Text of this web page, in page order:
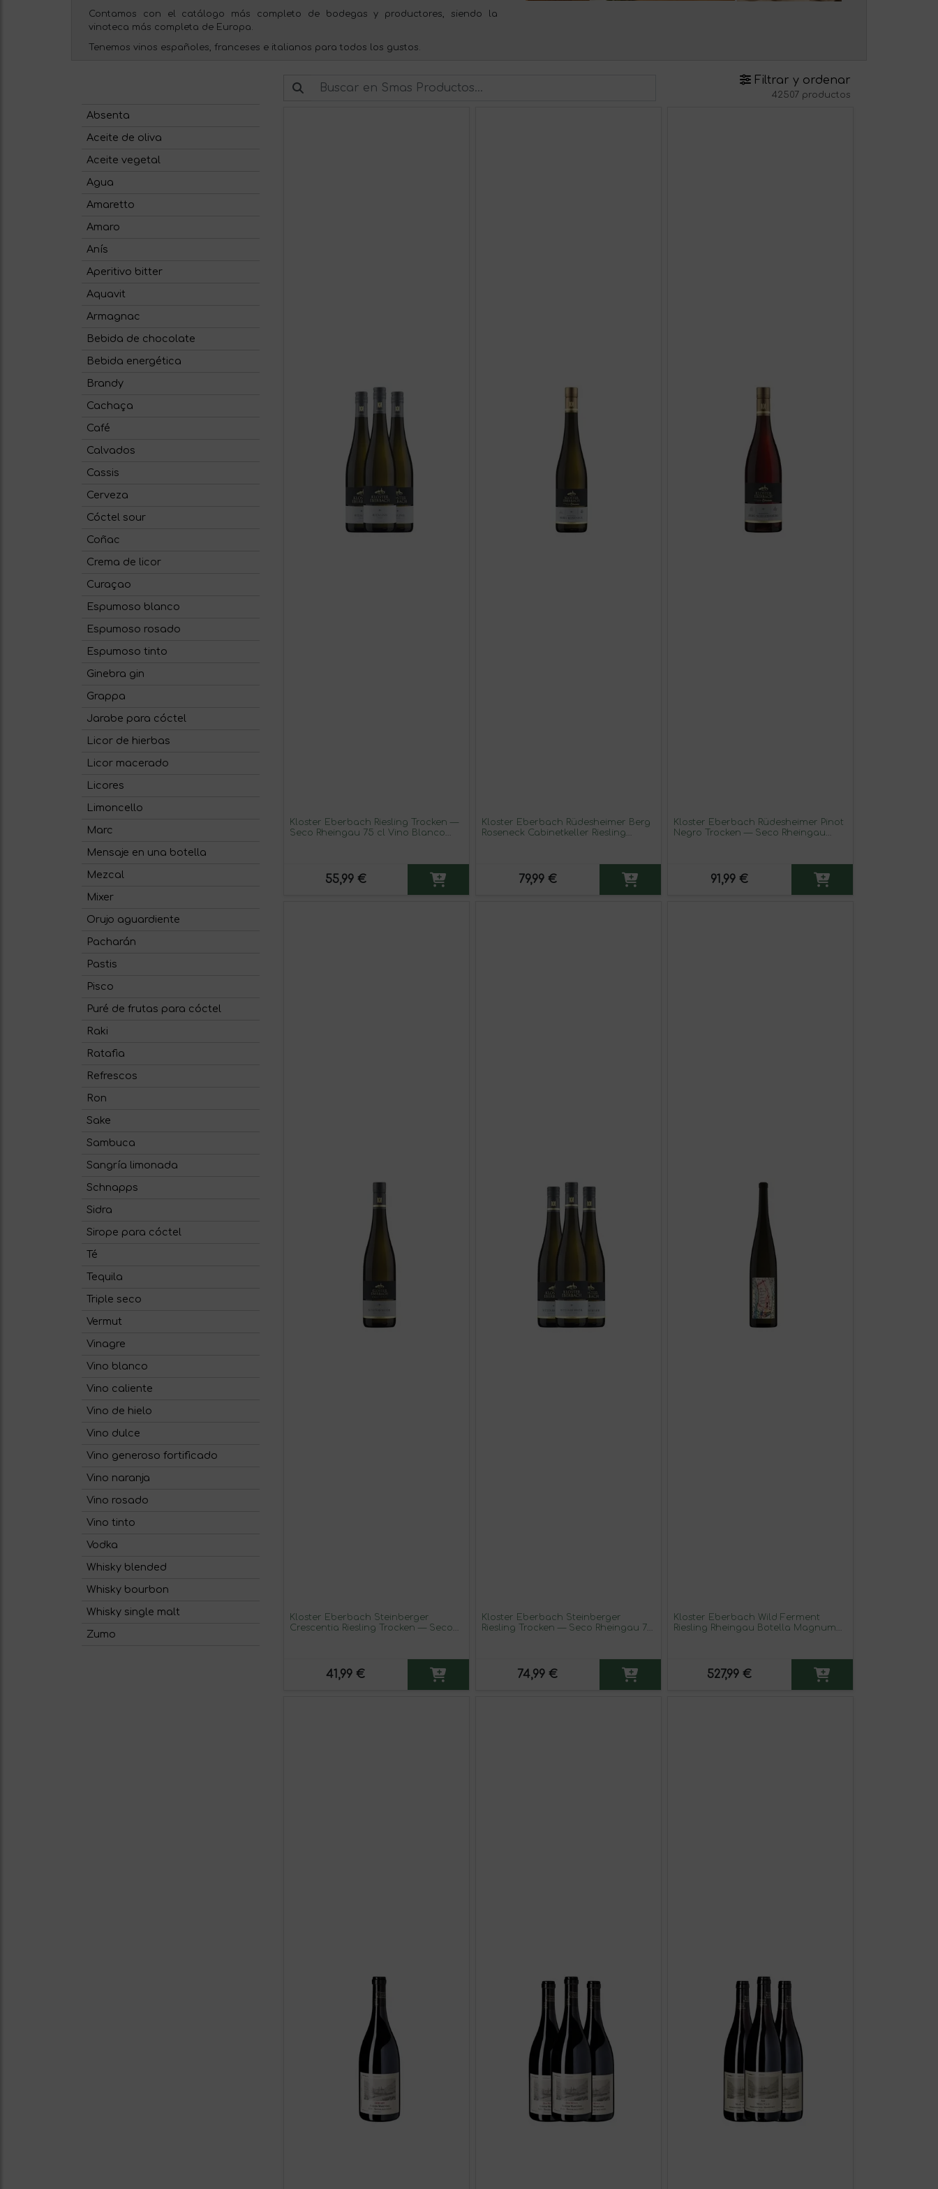
Contamos con el catálogo más completo de bodegas y productores, siendo la
vinoteca más completa de Europa.
Tenemos vinos españoles, franceses e italianos para todos los gustos.
Filtrar y ordenar
42507 productos
Absenta
Aceite de oliva
Aceite vegetal
Agua
Amaretto
Amaro
Anís
Aperitivo bitter
Aquavit
Armagnac
Bebida de chocolate
Bebida energética
Brandy
Cachaça
Café
Calvados
Cassis
Cerveza
Cóctel sour
Coñac
Crema de licor
Curaçao
Espumoso blanco
Espumoso rosado
Espumoso tinto
Ginebra gin
Grappa
Jarabe para cóctel
Licor de hierbas
Licor macerado
Licores
Limoncello
Marc
Mensaje en una botella
Mezcal
Mixer
Orujo aguardiente
Pacharán
Pastis
Pisco
Puré de frutas para cóctel
Raki
Ratafia
Refrescos
Ron
Sake
Sambuca
Sangría limonada
Schnapps
Sidra
Sirope para cóctel
Té
Tequila
Triple seco
Vermut
Vinagre
Vino blanco
Vino caliente
Vino de hielo
Vino dulce
Vino generoso fortificado
Vino naranja
Vino rosado
Vino tinto
Vodka
Whisky blended
Whisky bourbon
Whisky single malt
Zumo
Kloster Eberbach Riesling Trocken —
Seco Rheingau 75 cl Vino Blanco
55,99 €
Kloster Eberbach Rüdesheimer Berg
Roseneck Cabinetkeller Riesling
79,99 €
Kloster Eberbach Rüdesheimer Pinot
Negro Trocken — Seco Rheingau
91,99 €
Kloster Eberbach Steinberger
Crescentia Riesling Trocken — Seco
41,99 €
Kloster Eberbach Steinberger
Riesling Trocken — Seco Rheingau 75
74,99 €
Kloster Eberbach Wild Ferment
Riesling Rheingau Botella Magnum
527,99 €